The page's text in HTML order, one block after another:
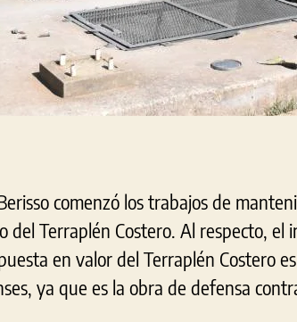
comenzó los trabajos de
del Terraplén Costero. Al respecto, el
en valor del Terraplén Costero
ya que es la obra de defensa